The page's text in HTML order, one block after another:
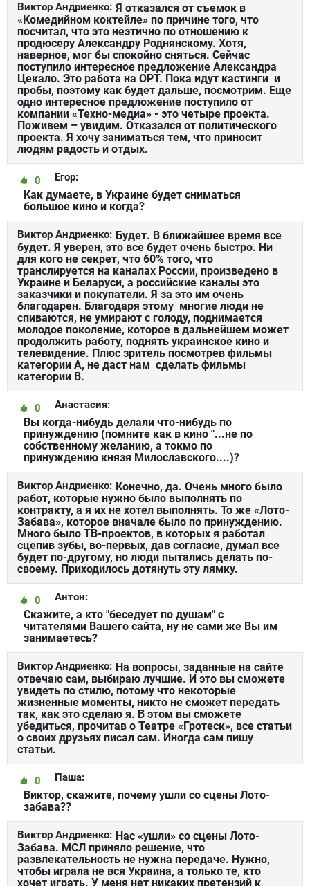
Виктор Андриенко: Я отказался от съемок в
«Комедийном коктейле» по причине того, что
посчитал, что это неэтично по отношению к
продюсеру Александру Роднянскому. Хотя,
наверное, мог бы спокойно сняться. Сейчас
поступило интересное предложение Александра
Цекало. Это работа на ОРТ. Пока идут кастинги и
пробы, поэтому как будет дальше, посмотрим. Еще
одно интересное предложение поступило от
компании «Техно-медиа» - это четыре проекта.
Поживем – увидим. Отказался от политического
проекта. Я хочу заниматься тем, что приносит
людям радость и отдых.
Егор:
0
Как думаете, в Украине будет сниматься
большое кино и когда?
Виктор Андриенко: Будет. В ближайшее время все
будет. Я уверен, это все будет очень быстро. Ни
для кого не секрет, что 60% того, что
транслируется на каналах России, произведено в
Украине и Беларуси, а российские каналы это
заказчики и покупатели. Я за это им очень
благодарен. Благодаря этому многие люди не
спиваются, не умирают с голоду, поднимается
молодое поколение, которое в дальнейшем может
продолжить работу, поднять украинское кино и
телевидение. Плюс зритель посмотрев фильмы
категории А, не даст нам сделать фильмы
категории В.
Анастасия:
0
Вы когда-нибудь делали что-нибудь по
принуждению (помните как в кино "...не по
собственному желанию, а токмо по
принуждению князя Милославского....)?
Виктор Андриенко: Конечно, да. Очень много было
работ, которые нужно было выполнять по
контракту, а я их не хотел выполнять. То же «Лото-
Забава», которое вначале было по принуждению.
Много было ТВ-проектов, в которых я работал
сцепив зубы, во-первых, дав согласие, думал все
будет по-другому, но люди пытались делать по-
своему. Приходилось дотянуть эту лямку.
Антон:
0
Скажите, а кто "беседует по душам" с
читателями Вашего сайта, ну не сами же Вы им
занимаетесь?
Виктор Андриенко: На вопросы, заданные на сайте
отвечаю сам, выбираю лучшие. И это вы сможете
увидеть по стилю, потому что некоторые
жизненные моменты, никто не сможет передать
так, как это сделаю я. В этом вы сможете
убедиться, прочитав о Театре «Гротеск», все статьи
о своих друзьях писал сам. Иногда сам пишу
статьи.
Паша:
0
Виктор, скажите, почему ушли со сцены Лото-
забава??
Виктор Андриенко: Нас «ушли» со сцены Лото-
Забава. МСЛ приняло решение, что
развлекательность не нужна передаче. Нужно,
чтобы играла не вся Украина, а только те, кто
хочет играть. У меня нет никаких претензий к